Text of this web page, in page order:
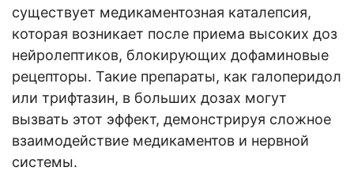
существует медикаментозная каталепсия,
которая возникает после приема высоких доз
нейролептиков, блокирующих дофаминовые
рецепторы. Такие препараты, как галоперидол
или трифтазин, в больших дозах могут
вызвать этот эффект, демонстрируя сложное
взаимодействие медикаментов и нервной
системы.